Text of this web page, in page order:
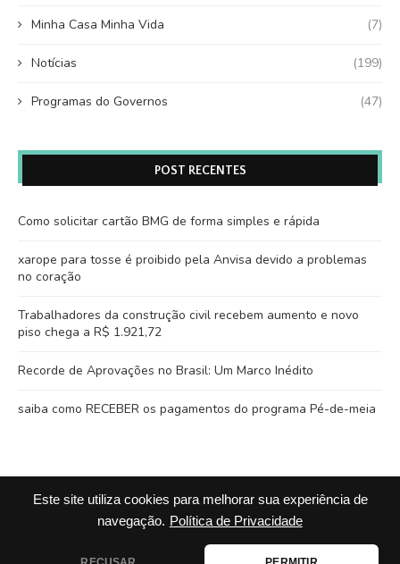
Este site utiliza cookies para melhorar sua experiência de
navegação. Política de Privacidade
Minha Casa Minha Vida (7)
Notícias (199)
Programas do Governos (47)
POST RECENTES
Como solicitar cartão BMG de forma simples e rápida
xarope para tosse é proibido pela Anvisa devido a problemas
no coração
Trabalhadores da construção civil recebem aumento e novo
piso chega a R$ 1.921,72
Recorde de Aprovações no Brasil: Um Marco Inédito
saiba como RECEBER os pagamentos do programa Pé-de-meia